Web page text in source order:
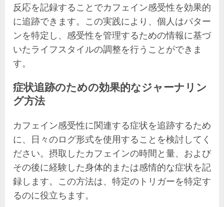
反応を記録することでカフェイン感受性を効果的
に追跡できます。この実践により、個人はパター
ンを特定し、感受性を管理するための情報に基づ
いたライフスタイルの調整を行うことができま
す。
症状追跡のための効果的なジャーナリン
グ方法
カフェイン感受性に関連する症状を追跡するため
に、日々のログ形式を使用することを検討してく
ださい。摂取したカフェインの時間と量、および
その後に経験した身体的または感情的な症状を記
録します。この方法は、特定のトリガーを特定す
るのに役立ちます。